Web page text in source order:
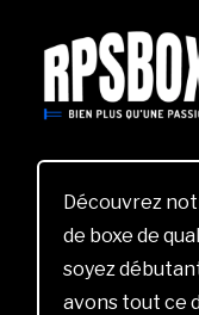
Découvrez
de boxe de
soyez
avons tout ce